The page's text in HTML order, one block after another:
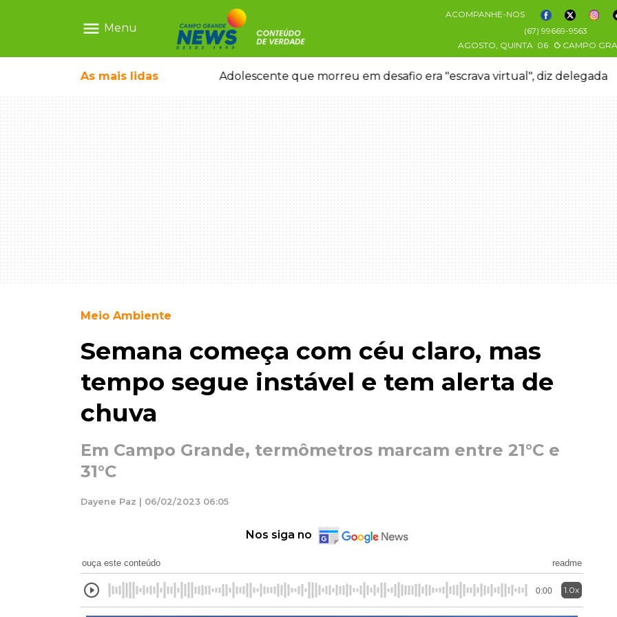
menu Menu
ACOMPANHE-NOS
(67) 99669-9563
AGOSTO, QUINTA 06 CAMPO
As mais lidas
mercado ilegal de emagrecedores Adolescente que morreu em desafio era "escrava virtual", diz delegada
Meio Ambiente
Semana começa com céu claro, mas
tempo segue instável e tem alerta de
chuva
Em Campo Grande, termômetros marcam entre 21°C e
31°C
Dayene Paz | 06/02/2023 06:05
Nos siga no
ouça este conteúdo readme
0:00 1.0x